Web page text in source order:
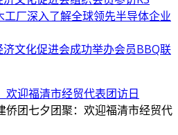
厂深入了解全球领先半导体企业
济文化促进会成功举办会员BBQ联
侨团七夕团聚：欢迎福清市经贸代